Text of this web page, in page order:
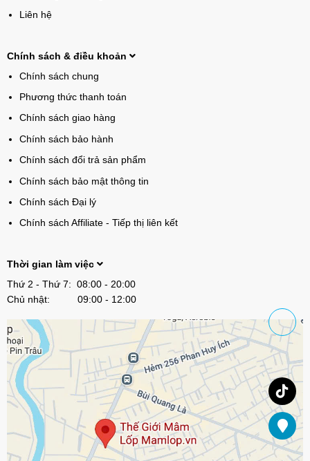
Liên hệ
Chính sách & điều khoản
Chính sách chung
Phương thức thanh toán
Chính sách giao hàng
Chính sách bảo hành
Chính sách đổi trả sản phẩm
Chính sách bảo mật thông tin
Chính sách Đại lý
Chính sách Affiliate - Tiếp thị liên kết
Thời gian làm việc
Thứ 2 - Thứ 7: 08:00 - 20:00
Chủ nhật: 09:00 - 12:00